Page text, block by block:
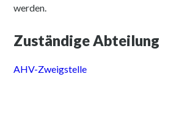
werden.
Zuständige Abteilung
AHV-Zweigstelle